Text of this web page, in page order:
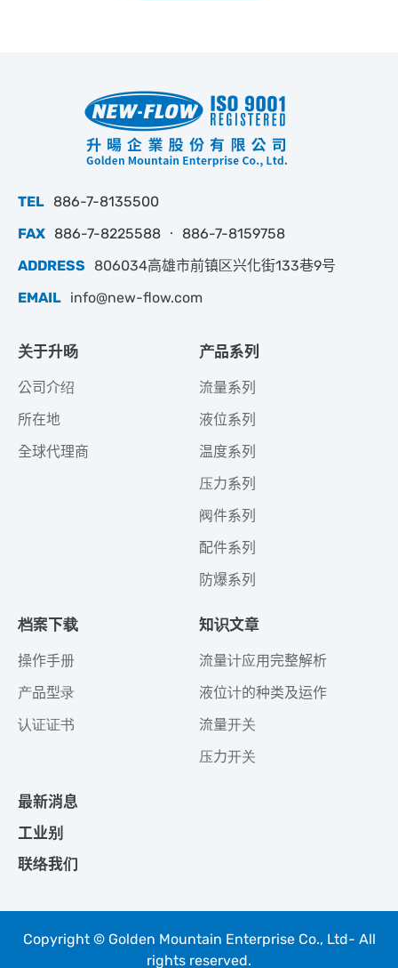
TEL 886-7-8135500
FAX 886-7-8225588 ‧ 886-7-8159758
ADDRESS
806034高雄市前镇区兴化街133巷9号
EMAIL info@new-flow.com
关于升旸
公司介绍
所在地
全球代理商
产品系列
流量系列
液位系列
温度系列
压力系列
阀件系列
配件系列
防爆系列
档案下载
操作手册
产品型录
认证证书
知识文章
流量计应用完整解析
液位计的种类及运作
流量开关
压力开关
最新消息
工业别
联络我们
Copyright © Golden Mountain Enterprise Co., Ltd- All
rights reserved.